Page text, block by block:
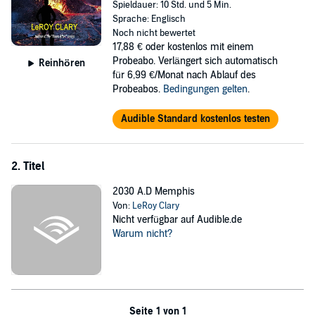
chaos.
©2022, 2023 LeRoy Clary (P)2023 LeRoy Clary
Reinhören
Spieldauer: 10 Std. und 5 Min.
Sprache: Englisch
Noch nicht bewertet
17,88 € oder kostenlos mit einem
Probeabo. Verlängert sich automatisch
für 6,99 €/Monat nach Ablauf des
Probeabos. Bedingungen gelten.
Audible Standard kostenlos testen
2. Titel
2030 A.D Memphis
Von: LeRoy Clary
Nicht verfügbar auf Audible.de
Warum nicht?
Seite 1 von 1